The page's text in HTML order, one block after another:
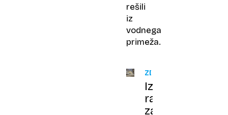
rešili
iz
vodnega
primeža.
ZDA
Izredne
razmere
zaradi